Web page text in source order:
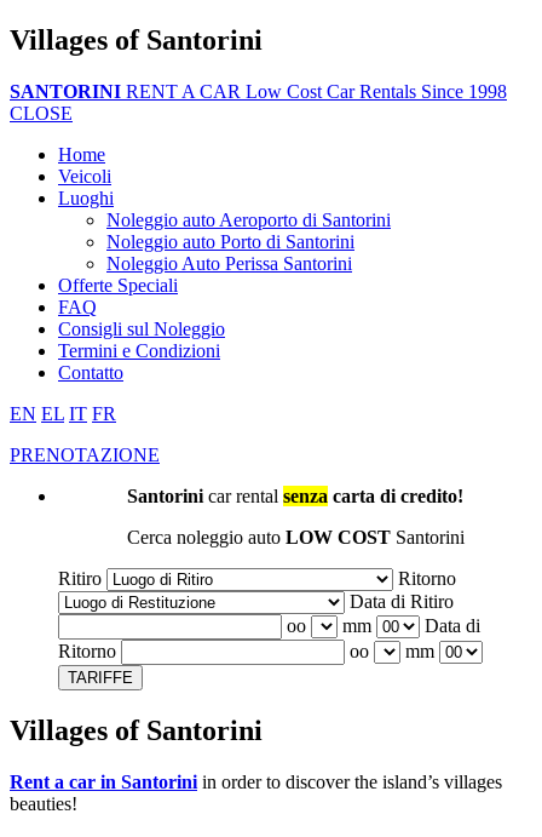
Villages of Santorini
SANTORINI RENT A CAR Low Cost Car Rentals Since 1998
CLOSE
Home
Veicoli
Luoghi
Noleggio auto Aeroporto di Santorini
Noleggio auto Porto di Santorini
Noleggio Auto Perissa Santorini
Offerte Speciali
FAQ
Consigli sul Noleggio
Termini e Condizioni
Contatto
EN EL IT FR
PRENOTAZIONE
Santorini car rental senza carta di credito!
Cerca noleggio auto LOW COST Santorini
Ritiro
Ritorno
Data di Ritiro
oo
mm
Data di
Ritorno
oo mm
TARIFFE
Villages of Santorini
Rent a car in Santorini in order to discover the island’s villages
beauties!